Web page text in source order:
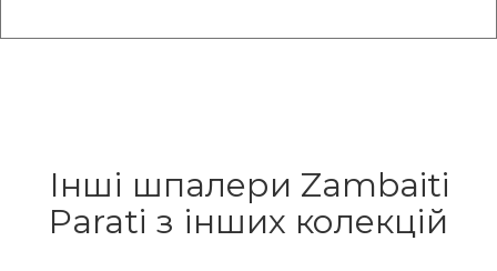
Інші шпалери Zambaiti
Parati з інших колекцій